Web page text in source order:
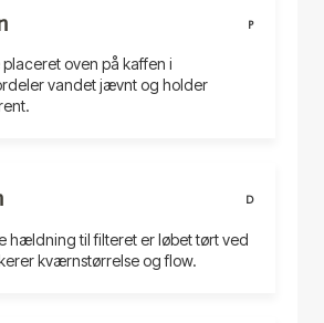
P
oven på kaffen i
vandet jævnt og holder
D
hældning til filteret er løbet tørt ved
kværnstørrelse og flow.